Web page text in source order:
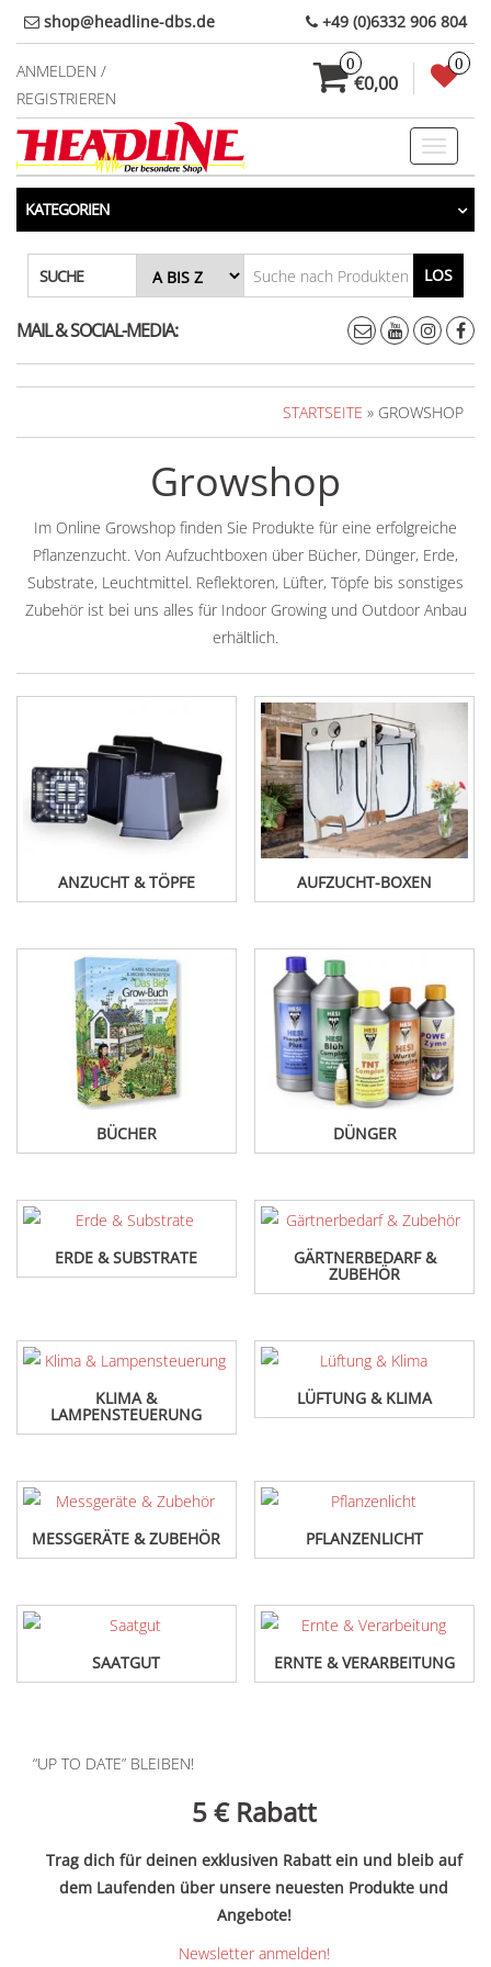
Direkt
zum
Inhalt
shop@headline-dbs.de +49 (0)6332 906 804
ANMELDEN /
REGISTRIEREN
0
€0,00
0
Toggle
KATEGORIEN
SUCHE LOS
MAIL & SOCIAL-MEDIA:
STARTSEITE » GROWSHOP
Growshop
Im Online Growshop finden Sie Produkte für eine erfolgreiche
Pflanzenzucht. Von Aufzuchtboxen über Bücher, Dünger, Erde,
Substrate, Leuchtmittel. Reflektoren, Lüfter, Töpfe bis sonstiges
Zubehör ist bei uns alles für Indoor Growing und Outdoor Anbau
erhältlich.
ANZUCHT & TÖPFE AUFZUCHT-BOXEN
BÜCHER DÜNGER
ERDE & SUBSTRATE GÄRTNERBEDARF &
ZUBEHÖR
KLIMA &
LAMPENSTEUERUNG
LÜFTUNG & KLIMA
MESSGERÄTE & ZUBEHÖR PFLANZENLICHT
SAATGUT ERNTE & VERARBEITUNG
“UP TO DATE” BLEIBEN!
5 € Rabatt
Trag dich für deinen exklusiven Rabatt ein und bleib auf
dem Laufenden über unsere neuesten Produkte und
Angebote!
Newsletter anmelden!